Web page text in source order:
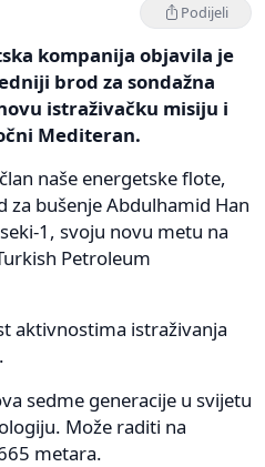
Podijeli
kompanija objavila je
brod za sondažna
istraživačku misiju i
Mediteran.
naše energetske flote,
za bušenje Abdulhamid Han
1, svoju novu metu na
Petroleum
aktivnostima istraživanja
sedme generacije u svijetu
Može raditi na
metara.